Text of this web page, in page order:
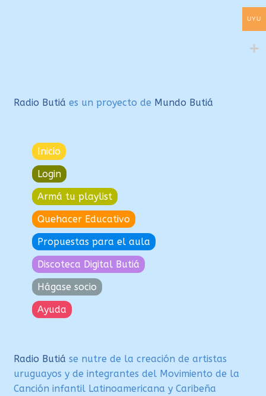
Radio Butiá es un proyecto de Mundo Butiá
Inicio
Login
Armá tu playlist
Quehacer Educativo
Propuestas para el aula
Discoteca Digital Butiá
Hágase socio
Ayuda
Radio Butiá se nutre de la creación de artistas
uruguayos y de integrantes del Movimiento de la
Canción infantil Latinoamericana y Caribeña
UYU